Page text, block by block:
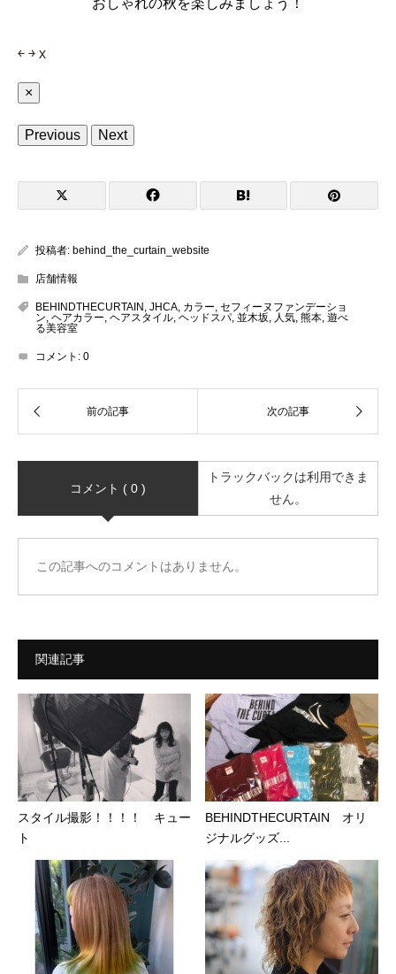
おしゃれの秋を楽しみましょう！
￩ ￫ x
×
Previous Next
投稿者: behind_the_curtain_website
店舗情報
BEHINDTHECURTAIN , JHCA, カラー, セフィーヌファンデーショ
ン, ヘアカラー, ヘアスタイル, ヘッドスパ, 並木坂, 人気, 熊本, 遊べ
る美容室
コメント: 0
コメント ( 0 )
トラックバックは利用できま
せん。
この記事へのコメントはありません。
関連記事
スタイル撮影！！！！ キュー
ト
BEHINDTHECURTAIN オリ
ジナルグッズ...